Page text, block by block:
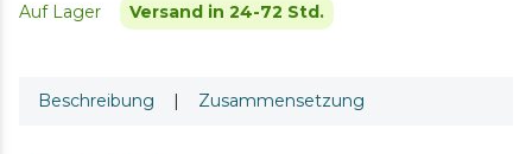
Auf Lager Versand in 24-72 Std.
Beschreibung | Zusammensetzung